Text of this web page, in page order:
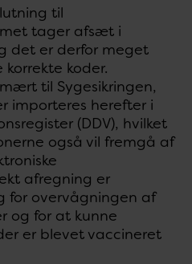
til
tager afsæt i
det er derfor meget
koder.
til Sygesikringen,
importeres herefter i
(DDV), hvilket
også vil fremgå af
afregning er
for overvågningen af
og for at kunne
er blevet vaccineret